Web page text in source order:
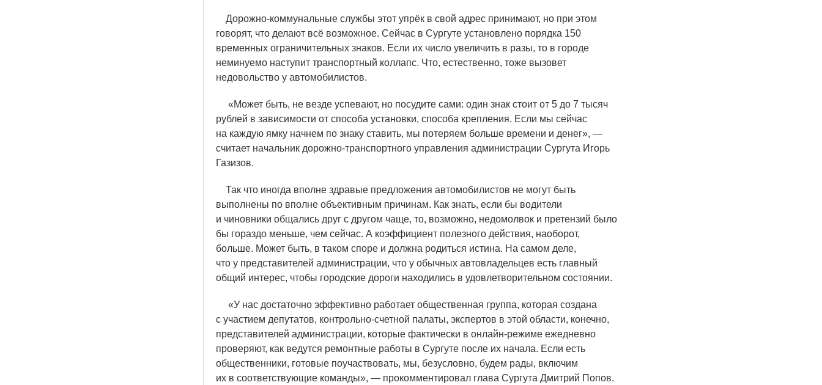
Дорожно-коммунальные службы этот упрёк в свой адрес принимают, но при этом
говорят, что делают всё возможное. Сейчас в Сургуте установлено порядка 150
временных ограничительных знаков. Если их число увеличить в разы, то в городе
неминуемо наступит транспортный коллапс. Что, естественно, тоже вызовет
недовольство у автомобилистов.
«Может быть, не везде успевают, но посудите сами: один знак стоит от 5 до 7 тысяч
рублей в зависимости от способа установки, способа крепления. Если мы сейчас
на каждую ямку начнем по знаку ставить, мы потеряем больше времени и денег», —
считает начальник дорожно-транспортного управления администрации Сургута Игорь
Газизов.
Так что иногда вполне здравые предложения автомобилистов не могут быть
выполнены по вполне объективным причинам. Как знать, если бы водители
и чиновники общались друг с другом чаще, то, возможно, недомолвок и претензий было
бы гораздо меньше, чем сейчас. А коэффициент полезного действия, наоборот,
больше. Может быть, в таком споре и должна родиться истина. На самом деле,
что у представителей администрации, что у обычных автовладельцев есть главный
общий интерес, чтобы городские дороги находились в удовлетворительном состоянии.
«У нас достаточно эффективно работает общественная группа, которая создана
с участием депутатов, контрольно-счетной палаты, экспертов в этой области, конечно,
представителей администрации, которые фактически в онлайн-режиме ежедневно
проверяют, как ведутся ремонтные работы в Сургуте после их начала. Если есть
общественники, готовые поучаствовать, мы, безусловно, будем рады, включим
их в соответствующие команды», — прокомментировал глава Сургута Дмитрий Попов.